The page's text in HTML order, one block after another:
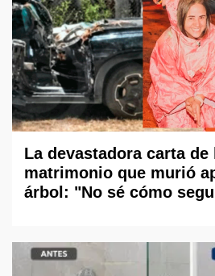
La devastadora carta de
matrimonio que murió
árbol: "No sé cómo